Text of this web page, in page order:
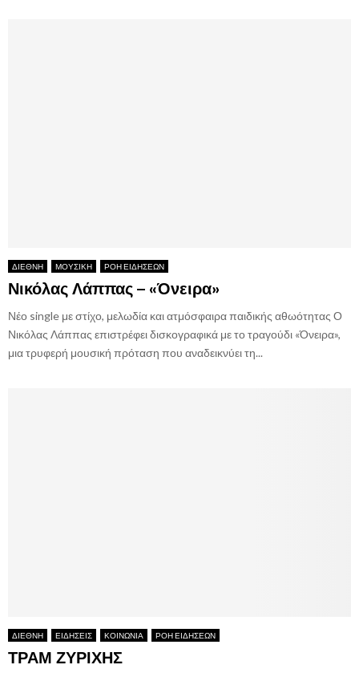
ΔΙΕΘΝΗ ΜΟΥΣΙΚΗ ΡΟΗ ΕΙΔΗΣΕΩΝ
Νικόλας Λάππας – «Όνειρα»
Νέο single με στίχο, μελωδία και ατμόσφαιρα παιδικής αθωότητας Ο
Νικόλας Λάππας επιστρέφει δισκογραφικά με το τραγούδι «Όνειρα»,
μια τρυφερή μουσική πρόταση που αναδεικνύει τη...
ΔΙΕΘΝΗ ΕΙΔΗΣΕΙΣ ΚΟΙΝΩΝΙΑ ΡΟΗ ΕΙΔΗΣΕΩΝ
ΤΡΑΜ ΖΥΡΙΧΗΣ